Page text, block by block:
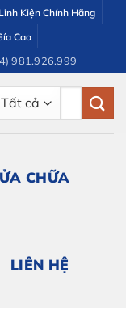
Linh Kiện Chính Hãng
Cao
981.926.999
CHỮA
LIÊN HỆ